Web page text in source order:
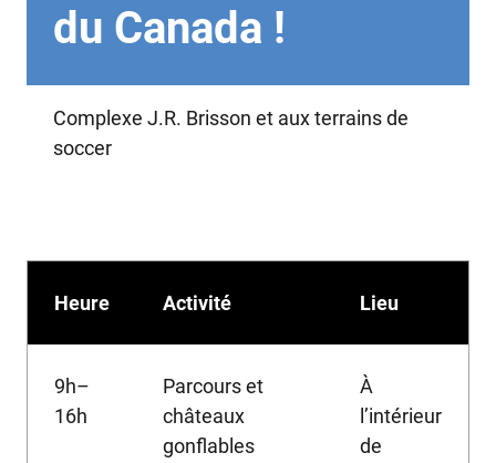
du Canada !
Complexe J.R. Brisson et aux terrains de
soccer
Heure Activité Lieu
9h–
16h
Parcours et
châteaux
gonflables
À
l’intérieur
de